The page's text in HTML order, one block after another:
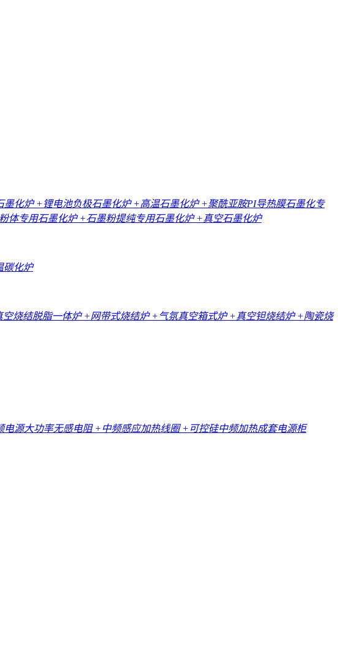
墨化炉+锂电池负极石墨化炉+高温石墨化炉+聚酰亚胺PI导热膜石墨化专
体专用石墨化炉+石墨粉提纯专用石墨化炉+真空石墨化炉
碳化炉
空烧结脱脂一体炉+网带式烧结炉+气氛真空箱式炉+真空钽烧结炉+陶瓷烧
电源大功率无感电阻 +中频感应加热线圈+可控硅中频加热成套电源柜